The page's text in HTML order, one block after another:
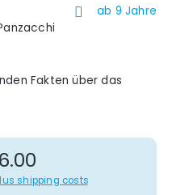
ab 9 Jahre
Fakten über das
Regular price:
shipping costs